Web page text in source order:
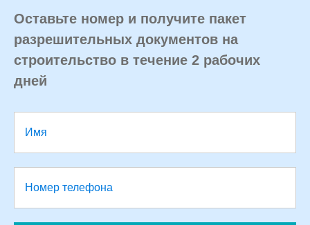
Оставьте номер и получите пакет
разрешительных документов на
строительство в течение 2 рабочих
дней